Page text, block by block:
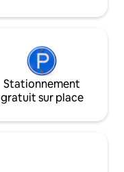
les frais
Stationnement
gratuit sur place